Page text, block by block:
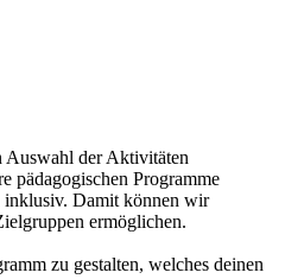
Auswahl der Aktivitäten
pädagogischen Programme
inklusiv. Damit können wir
ermöglichen.
zu gestalten, welches deinen